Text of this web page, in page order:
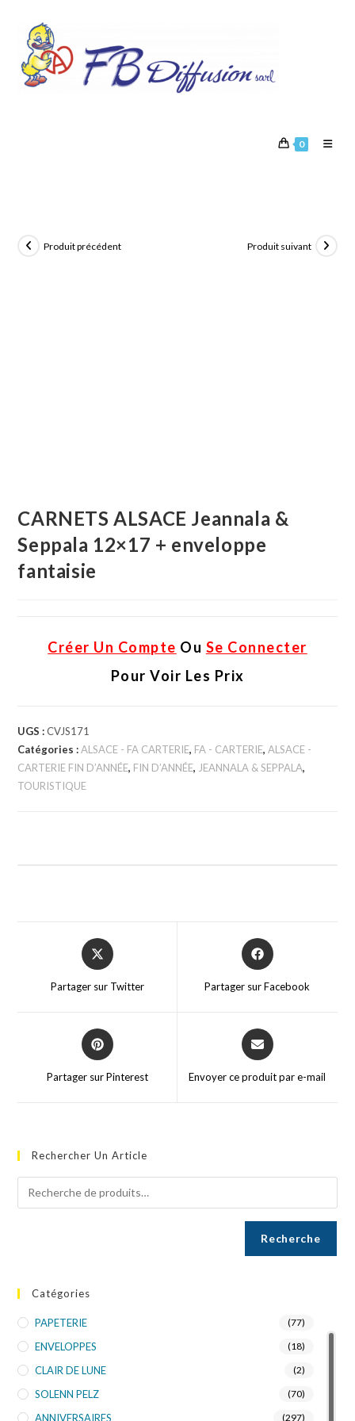
0
Produit précédent Produit suivant
CARNETS ALSACE Jeannala &
Seppala 12×17 + enveloppe
fantaisie
Créer Un Compte Ou Se Connecter
Pour Voir Les Prix
UGS :CVJS171
Catégories :ALSACE - FA CARTERIE, FA - CARTERIE,ALSACE -
CARTERIE FIN D’ANNÉE, FIN D’ANNÉE, JEANNALA & SEPPALA,
TOURISTIQUE
Partager sur Twitter Partager sur Facebook
Partager sur Pinterest Envoyer ce produit par e-mail
Rechercher Un Article
Recherche
Catégories
PAPETERIE (77)
ENVELOPPES (18)
CLAIR DE LUNE (2)
SOLENN PELZ (70)
ANNIVERSAIRES (297)